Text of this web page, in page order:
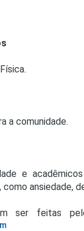
a comunidade.
e
ansiedade,
ser feitas